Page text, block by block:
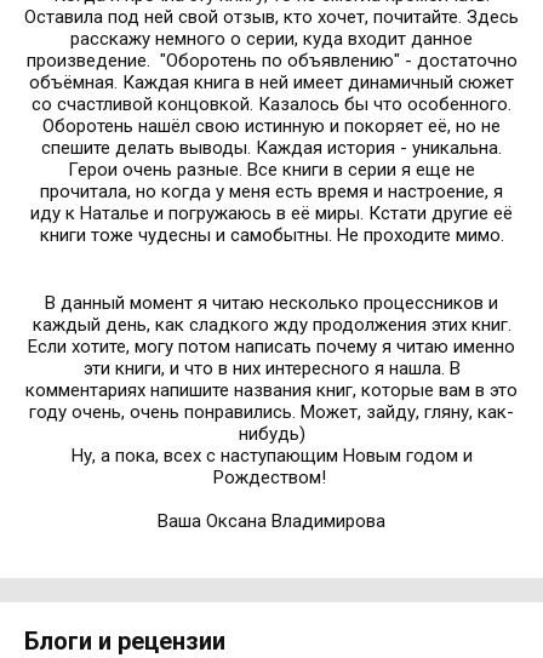
Оставила под ней свой отзыв, кто хочет, почитайте. Здесь
расскажу немного о серии, куда входит данное
произведение. "Оборотень по объявлению" - достаточно
объёмная. Каждая книга в ней имеет динамичный сюжет
со счастливой концовкой. Казалось бы что особенного.
Оборотень нашёл свою истинную и покоряет её, но не
спешите делать выводы. Каждая история - уникальна.
Герои очень разные. Все книги в серии я еще не
прочитала, но когда у меня есть время и настроение, я
иду к Наталье и погружаюсь в её миры. Кстати другие её
книги тоже чудесны и самобытны. Не проходите мимо.
В данный момент я читаю несколько процессников и
каждый день, как сладкого жду продолжения этих книг.
Если хотите, могу потом написать почему я читаю именно
эти книги, и что в них интересного я нашла. В
комментариях напишите названия книг, которые вам в это
году очень, очень понравились. Может, зайду, гляну, как-
нибудь)
Ну, а пока, всех с наступающим Новым годом и
Рождеством!
Ваша Оксана Владимирова
Блоги и рецензии